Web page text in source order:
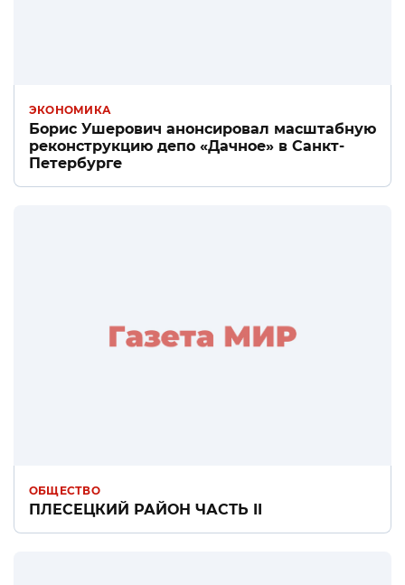
ЭКОНОМИКА
Борис Ушерович анонсировал масштабную
реконструкцию депо «Дачное» в Санкт-
Петербурге
ОБЩЕСТВО
ПЛЕСЕЦКИЙ РАЙОН ЧАСТЬ II